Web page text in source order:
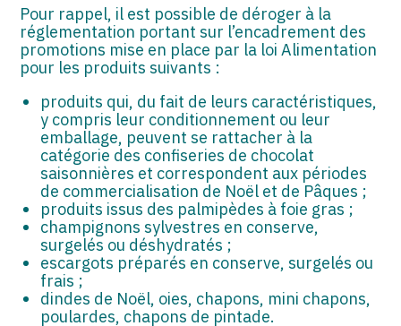
SECTEUR AUDIOVISUEL
Pour rappel, il est possible de déroger à la
réglementation portant sur l’encadrement des
promotions mise en place par la loi Alimentation
pour les produits suivants :
produits qui, du fait de leurs caractéristiques,
y compris leur conditionnement ou leur
emballage, peuvent se rattacher à la
catégorie des confiseries de chocolat
saisonnières et correspondent aux périodes
de commercialisation de Noël et de Pâques ;
produits issus des palmipèdes à foie gras ;
champignons sylvestres en conserve,
surgelés ou déshydratés ;
escargots préparés en conserve, surgelés ou
frais ;
dindes de Noël, oies, chapons, mini chapons,
poulardes, chapons de pintade.